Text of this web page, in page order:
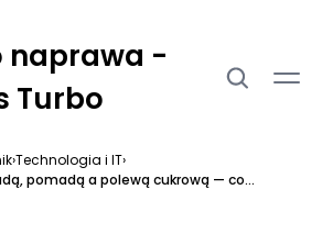
naprawa -
Turbo
›Technologia i IT›
pomadą a polewą cukrową — co...